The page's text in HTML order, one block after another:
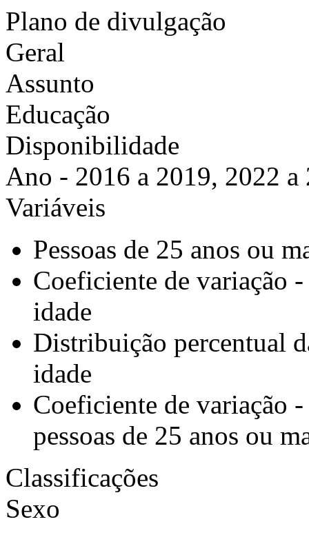
Plano de divulgação
Geral
Assunto
Educação
Disponibilidade
Ano - 2016 a 2019, 2022 a
Variáveis
Pessoas de 25 anos ou
Coeficiente de variação -
idade
Distribuição percentual
idade
Coeficiente de variação
pessoas de 25 anos ou
Classificações
Sexo